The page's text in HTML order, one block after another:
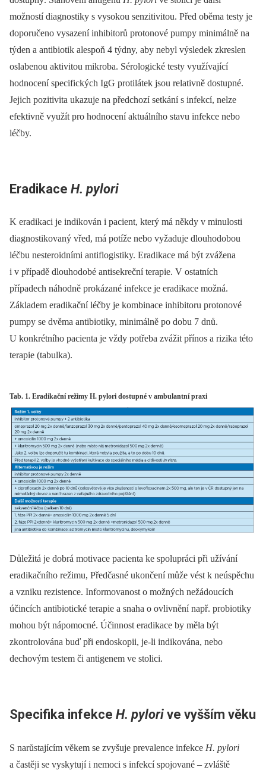
možností diagnostiky s vysokou senzitivitou. Před oběma testy je
doporučeno vysazení inhibitorů protonové pumpy minimálně na
týden a antibiotik alespoň 4 týdny, aby nebyl výsledek zkreslen
oslabenou aktivitou mikroba. Sérologické testy využívající
hodnocení specifických IgG protilátek jsou relativně dostupné.
Jejich pozitivita ukazuje na předchozí setkání s infekcí, nelze
efektivně využít pro hodnocení aktuálního stavu infekce nebo
léčby.
Eradikace H. pylori
K eradikaci je indikován i pacient, který má někdy v minulosti
diagnostikovaný vřed, má potíže nebo vyžaduje dlouhodobou
léčbu nesteroidními antiflogistiky. Eradikace má být zvážena
i v případě dlouhodobé antisekreční terapie. V ostatních
případech náhodně prokázané infekce je eradikace možná.
Základem eradikační léčby je kombinace inhibitoru protonové
pumpy se dvěma antibiotiky, minimálně po dobu 7 dnů.
U konkrétního pacienta je vždy potřeba zvážit přínos a rizika této
terapie (tabulka).
Tab. 1. Eradikační režimy H. pylori dostupné v ambulantní praxi
Důležitá je dobrá motivace pacienta ke spolupráci při užívání
eradikačního režimu, Předčasné ukončení může vést k neúspěchu
a vzniku rezistence. Informovanost o možných nežádoucích
účincích antibiotické terapie a snaha o ovlivnění např. probiotiky
mohou být nápomocné. Účinnost eradikace by měla být
zkontrolována buď při endoskopii, je-li indikována, nebo
dechovým testem či antigenem ve stolici.
Specifika infekce H. pylori ve vyšším věku
S narůstajícím věkem se zvyšuje prevalence infekce H. pylori
a častěji se vyskytují i nemoci s infekcí spojované –⁠ zvláště